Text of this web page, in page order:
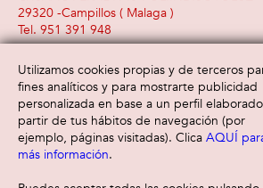
29320 -Campillos ( Malaga )
951 391 948
Información
Aviso legal
Política de privacidad
Política de cookies
Utilizamos cookies propias y de terceros
fines analíticos y para mostrarte publicidad
personalizada en base a un perfil
partir de tus hábitos de navegación (por
ejemplo, páginas visitadas). Clica AQUÍ
más información.